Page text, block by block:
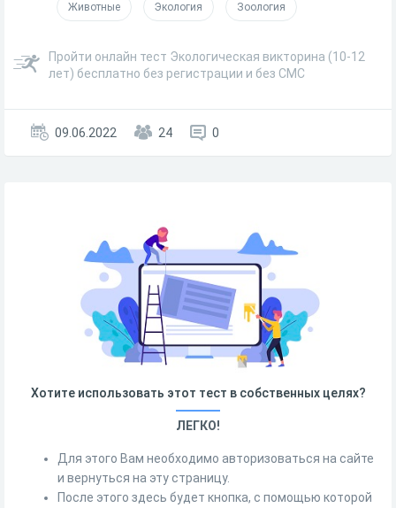
Животные Экология Зоология
Пройти онлайн тест Экологическая викторина (10-12
лет) бесплатно без регистрации и без СМС
09.06.2022 24 0
Хотите использовать этот тест в собственных целях?
ЛЕГКО!
Для этого Вам необходимо авторизоваться на сайте
и вернуться на эту страницу.
После этого здесь будет кнопка, с помощью которой